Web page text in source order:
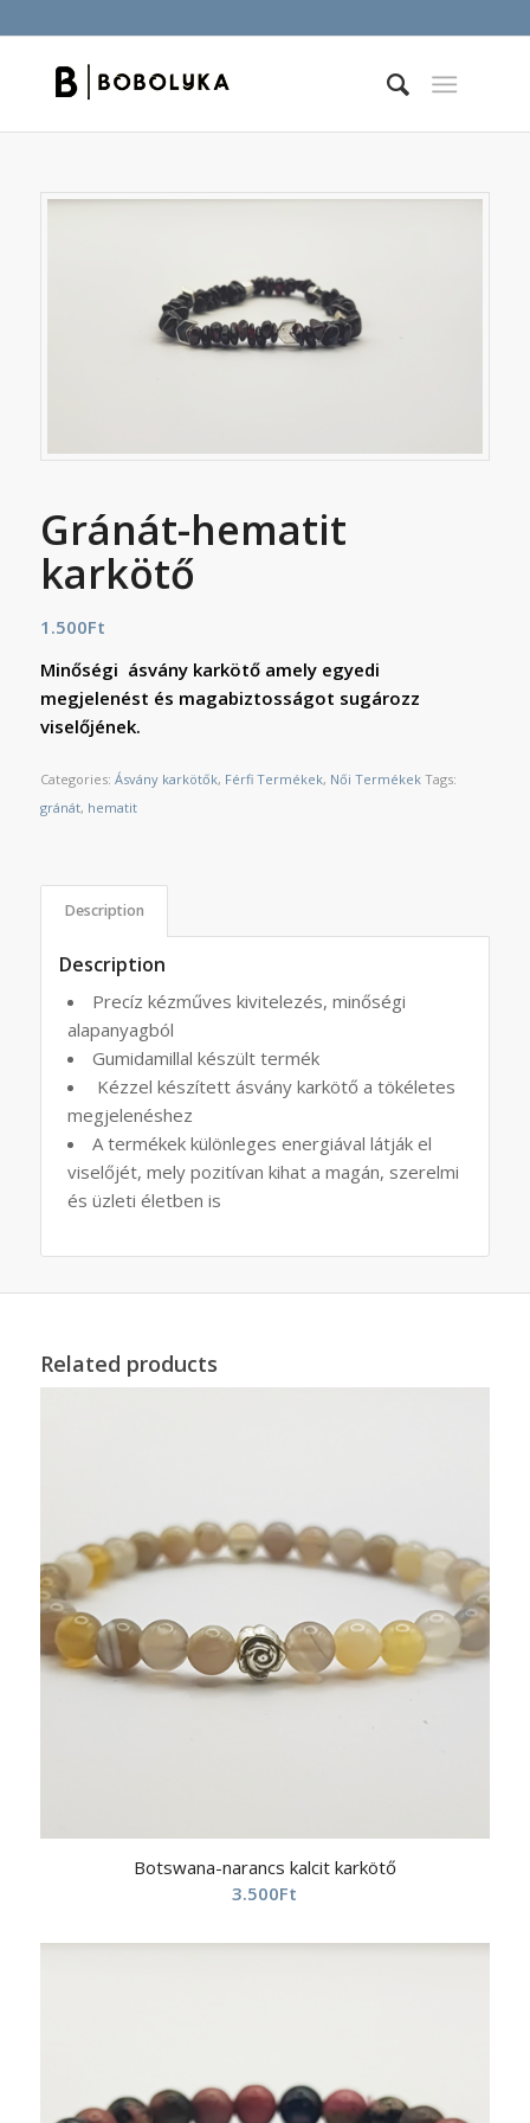
Gránát-hematit
karkötő
1.500Ft
Minőségi ásvány karkötő amely egyedi
megjelenést és magabiztosságot sugározz
viselőjének.
Categories: Ásvány karkötők, Férfi Termékek, Női Termékek Tags:
gránát, hematit
Description
Description
Precíz kézműves kivitelezés, minőségi
alapanyagból
Gumidamillal készült termék
Kézzel készített ásvány karkötő a tökéletes
megjelenéshez
A termékek különleges energiával látják el
viselőjét, mely pozitívan kihat a magán, szerelmi
és üzleti életben is
Related products
Botswana-narancs kalcit karkötő
3.500Ft